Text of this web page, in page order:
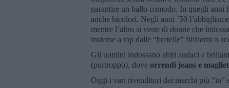
garantire un ballo comodo. In quegli anni
anche bicolori. Negli anni ’50
mentre l’altro si veste di donne che
insieme a top dalle “bretelle” filiformi o
Gli uomini indossano abiti audaci e
(purtroppo), dove orrendi jeans e
Oggi i vari rivenditori dai marchi più “in”